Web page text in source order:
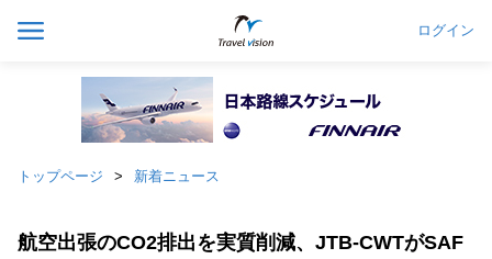
ログイン
トップページ 新着ニュース
航空出張のCO2排出を実質削減、JTB-CWTがSAF